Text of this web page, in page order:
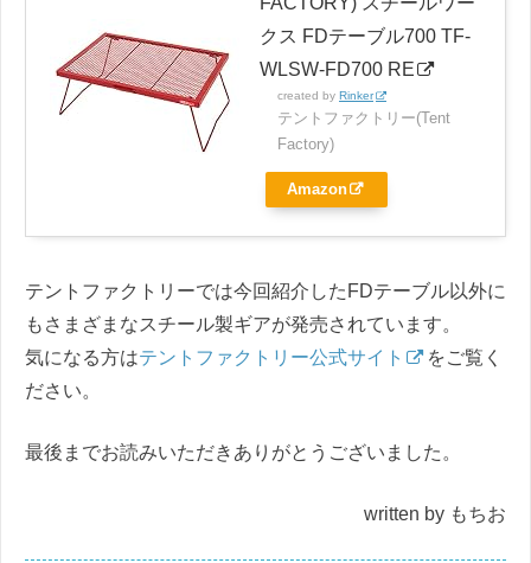
クス FDテーブル700 TF-
WLSW-FD700 RE
created by Rinker
テントファクトリー(Tent
Factory)
Amazon
テントファクトリーでは今回紹介したFDテーブル以外に
もさまざまなスチール製ギアが発売されています。
気になる方はテントファクトリー公式サイト
をご覧く
ださい。
最後までお読みいただきありがとうございました。
written by もちお